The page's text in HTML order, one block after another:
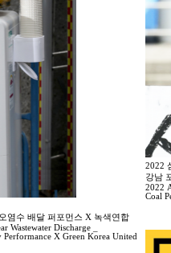
염수 배달 퍼포먼스 X 녹색연합
Wastewater Discharge _
X Green Korea United
2022
강남
2022
Coal